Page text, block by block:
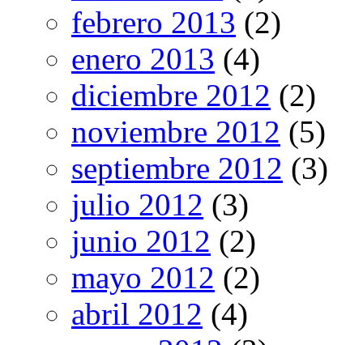
febrero 2013 (2)
enero 2013 (4)
diciembre 2012 (2)
noviembre 2012 (5)
septiembre 2012 (3)
julio 2012 (3)
junio 2012 (2)
mayo 2012 (2)
abril 2012 (4)